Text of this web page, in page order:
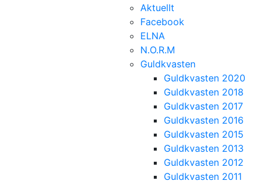
Aktuellt
Facebook
ELNA
N.O.R.M
Guldkvasten
Guldkvasten 2020
Guldkvasten 2018
Guldkvasten 2017
Guldkvasten 2016
Guldkvasten 2015
Guldkvasten 2013
Guldkvasten 2012
Guldkvasten 2011